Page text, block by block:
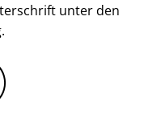
unter den